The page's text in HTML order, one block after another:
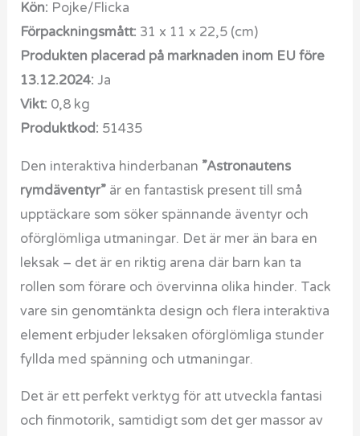
Kön: Pojke/Flicka
Förpackningsmått: 31 x 11 x 22,5 (cm)
Produkten placerad på marknaden inom EU före
13.12.2024: Ja
Vikt: 0,8 kg
Produktkod: 51435
Den interaktiva hinderbanan ”Astronautens
rymdäventyr” är en fantastisk present till små
upptäckare som söker spännande äventyr och
oförglömliga utmaningar. Det är mer än bara en
leksak – det är en riktig arena där barn kan ta
rollen som förare och övervinna olika hinder. Tack
vare sin genomtänkta design och flera interaktiva
element erbjuder leksaken oförglömliga stunder
fyllda med spänning och utmaningar.
Det är ett perfekt verktyg för att utveckla fantasi
och finmotorik, samtidigt som det ger massor av